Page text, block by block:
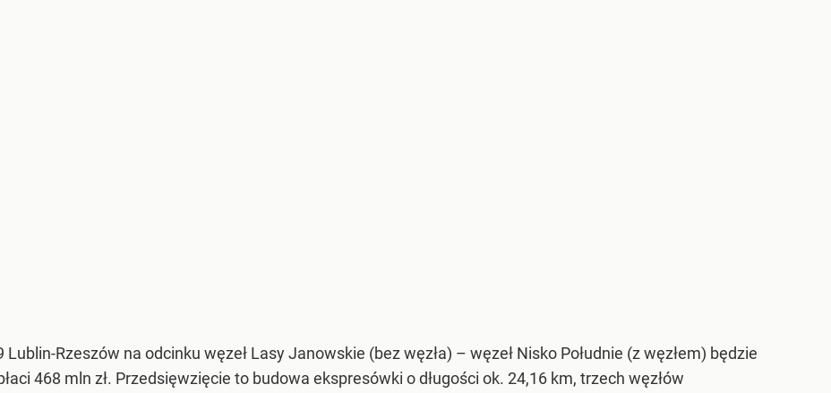
Rzeszów na odcinku węzeł Lasy Janowskie (bez węzła) – węzeł Nisko Południe (z węzłem) będzie
468 mln zł. Przedsięwzięcie to budowa ekspresówki o długości ok. 24,16 km, trzech węzłów